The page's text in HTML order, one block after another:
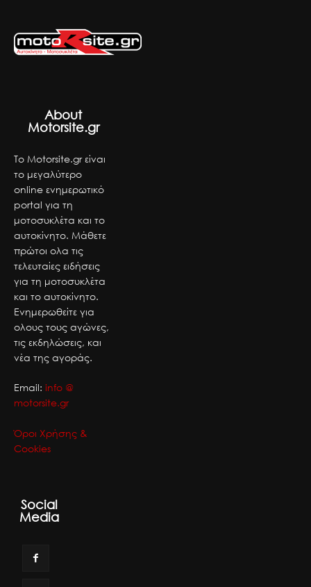
About
Motorsite.gr
Το Motorsite.gr είναι
το μεγαλύτερο
online ενημερωτικό
portal για τη
μοτοσυκλέτα και το
αυτοκίνητο. Μάθετε
πρώτοι ολα τις
τελευταίες ειδήσεις
για τη μοτοσυκλέτα
και το αυτοκίνητο.
Ενημερωθείτε για
ολους τους αγώνες,
τις εκδηλώσεις, και
νέα της αγοράς.
Email: info @
motorsite.gr
Όροι Χρήσης &
Cookies
Social
Media